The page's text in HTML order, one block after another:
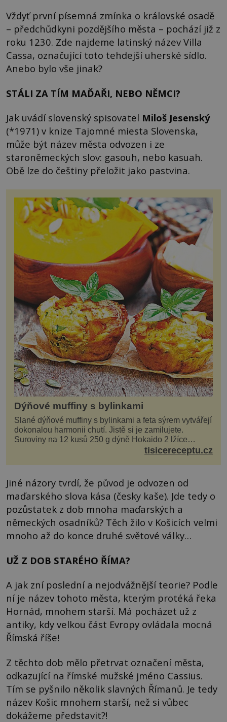
Vždyť první písemná zmínka o královské osadě
– předchůdkyni pozdějšího města – pochází již z
roku 1230. Zde najdeme latinský název Villa
Cassa, označující toto tehdejší uherské sídlo.
Anebo bylo vše jinak?
STÁLI ZA TÍM MAĎAŘI, NEBO NĚMCI?
Jak uvádí slovenský spisovatel Miloš Jesenský
(*1971) v knize Tajomné miesta Slovenska,
může být název města odvozen i ze
staroněmeckých slov: gasouh, nebo kasuah.
Obě lze do češtiny přeložit jako pastvina.
Dýňové muffiny s bylinkami
Slané dýňové muffiny s bylinkami a feta sýrem vytvářejí
dokonalou harmonii chutí. Jistě si je zamilujete.
Suroviny na 12 kusů 250 g dýně Hokaido 2 lžíce
olivového oleje sůl, pepř hrst nasekaných špen...
tisicereceptu.cz
Jiné názory tvrdí, že původ je odvozen od
maďarského slova kása (česky kaše). Jde tedy o
pozůstatek z dob mnoha maďarských a
německých osadníků? Těch žilo v Košicích velmi
mnoho až do konce druhé světové války…
UŽ Z DOB STARÉHO ŘÍMA?
A jak zní poslední a nejodvážnější teorie? Podle
ní je název tohoto města, kterým protéká řeka
Hornád, mnohem starší. Má pocházet už z
antiky, kdy velkou část Evropy ovládala mocná
Římská říše!
Z těchto dob mělo přetrvat označení města,
odkazující na římské mužské jméno Cassius.
Tím se pyšnilo několik slavných Římanů. Je tedy
název Košic mnohem starší, než si vůbec
dokážeme představit?!